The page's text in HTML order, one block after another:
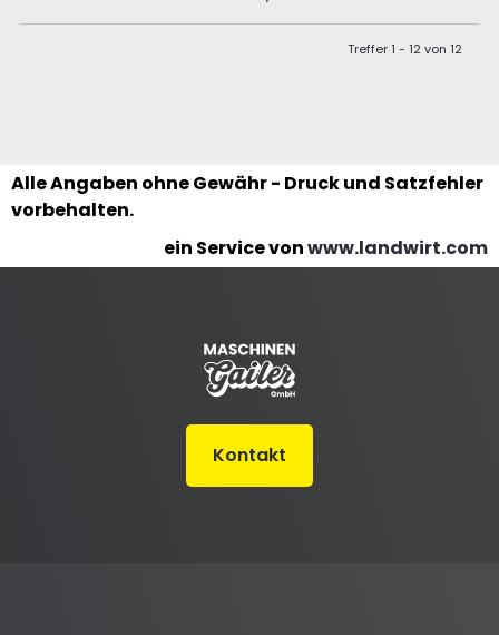
Treffer 1 - 12 von 12
Alle Angaben ohne Gewähr - Druck und Satzfehler
vorbehalten.
ein Service vonwww.landwirt.com
Kontakt